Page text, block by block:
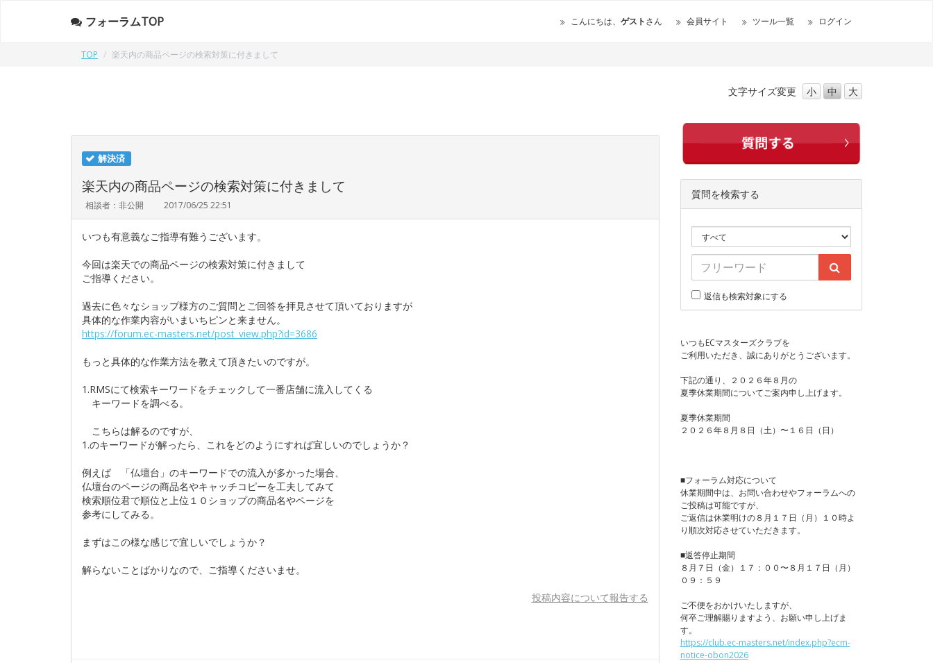
フォーラムTOP こんにちは、 ゲストさん 会員サイト ツール一覧 ログイン
TOP 楽天内の商品ページの検索対策に付きまして
文字サイズ変更 小 中 大
解決済
楽天内の商品ページの検索対策に付きまして
相談者：非公開 2017/06/25 22:51
いつも有意義なご指導有難うございます。
今回は楽天での商品ページの検索対策に付きまして
ご指導ください。
過去に色々なショップ様方のご質問とご回答を拝見させて頂いておりますが
具体的な作業内容がいまいちピンと来ません。
https://forum.ec-masters.net/post_view.php?id=3686
もっと具体的な作業方法を教えて頂きたいのですが。
1.RMSにて検索キーワードをチェックして一番店舗に流入してくる
キーワードを調べる。
こちらは解るのですが、
1.のキーワードが解ったら、これをどのようにすれば宜しいのでしょうか？
例えば 「仏壇台」のキーワードでの流入が多かった場合、
仏壇台のページの商品名やキャッチコピーを工夫してみて
検索順位君で順位と上位１０ショップの商品名やページを
参考にしてみる。
まずはこの様な感じで宜しいでしょうか？
解らないことばかりなので、ご指導くださいませ。
投稿内容について報告する
質問を検索する
返信も検索対象にする
いつもECマスターズクラブを
ご利用いただき、誠にありがとうございます。
下記の通り、２０２６年８月の
夏季休業期間についてご案内申し上げます。
夏季休業期間
２０２６年８月８日（土）〜１６日（日）
■フォーラム対応について
休業期間中は、お問い合わせやフォーラムへの
ご投稿は可能ですが、
ご返信は休業明けの８月１７日（月）１０時よ
り順次対応させていただきます。
■返答停止期間
８月７日（金）１７：００〜８月１７日（月）
０９：５９
ご不便をおかけいたしますが、
何卒ご理解賜りますよう、お願い申し上げま
す。
https://club.ec-masters.net/index.php?ecm-
notice-obon2026